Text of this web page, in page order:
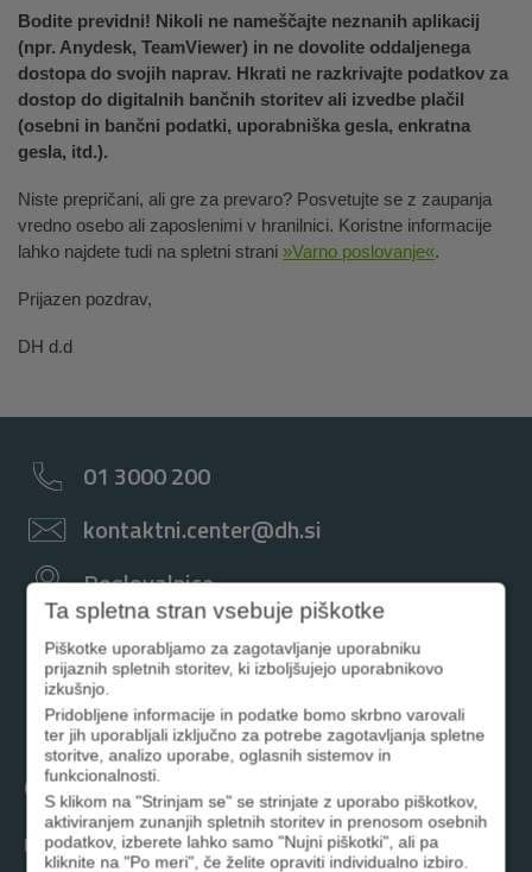
Bodite previdni! Nikoli ne nameščajte neznanih aplikacij
(npr. Anydesk, TeamViewer) in ne dovolite oddaljenega
dostopa do svojih naprav. Hkrati ne razkrivajte podatkov za
dostop do digitalnih bančnih storitev ali izvedbe plačil
(osebni in bančni podatki, uporabniška gesla, enkratna
gesla, itd.).
Niste prepričani, ali gre za prevaro? Posvetujte se z zaupanja
vredno osebo ali zaposlenimi v hranilnici. Koristne informacije
lahko najdete tudi na spletni strani »Varno poslovanje«.
Prijazen pozdrav,
DH d.d
01 3000 200
kontaktni.center@dh.si
Poslovalnice
Facebook
Instagram
Osebno
Krediti
Ta spletna stran vsebuje piškotke
Piškotke uporabljamo za zagotavljanje uporabniku
prijaznih spletnih storitev, ki izboljšujejo uporabnikovo
izkušnjo.
Pridobljene informacije in podatke bomo skrbno varovali
ter jih uporabljali izključno za potrebe zagotavljanja spletne
storitve, analizo uporabe, oglasnih sistemov in
funkcionalnosti.
S klikom na "Strinjam se" se strinjate z uporabo piškotkov,
aktiviranjem zunanjih spletnih storitev in prenosom osebnih
podatkov, izberete lahko samo "Nujni piškotki", ali pa
kliknite na "Po meri", če želite opraviti individualno izbiro.